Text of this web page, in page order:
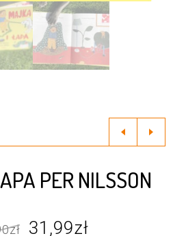
PER NILSSON
zł
Pierwotna
31,99zł